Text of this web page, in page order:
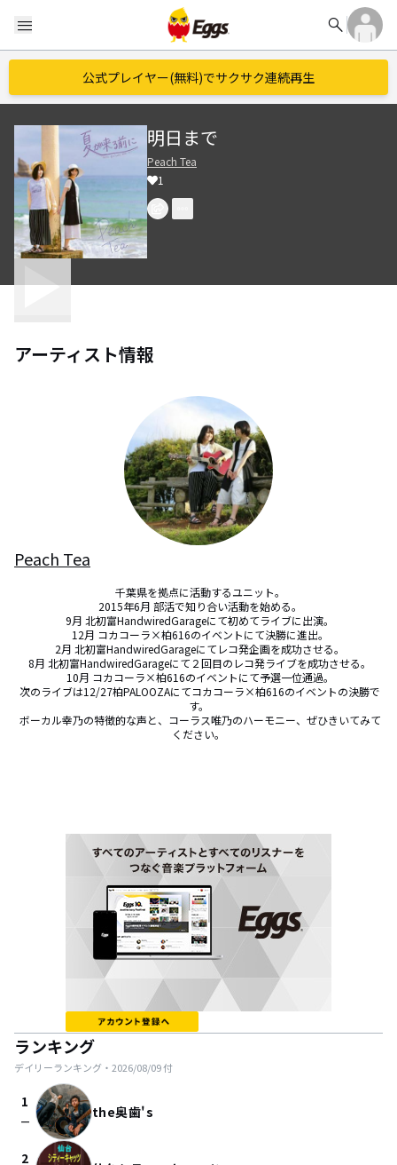
menu search
公式プレイヤー(無料)でサクサク連続再生
明日まで
Peach Tea
1
アーティスト情報
Peach Tea
す。
ください。
ランキング
デイリーランキング・ 2026/08/09付
1
check_indeterminate_small the奥歯's
2